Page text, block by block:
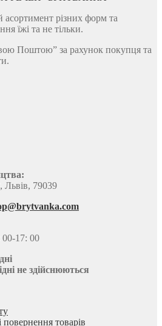
різних форм та
їжі та не тільки.
Поштою” за рахунок покупця та
Львів, 79039
17: 00
не здійснюються
товарів